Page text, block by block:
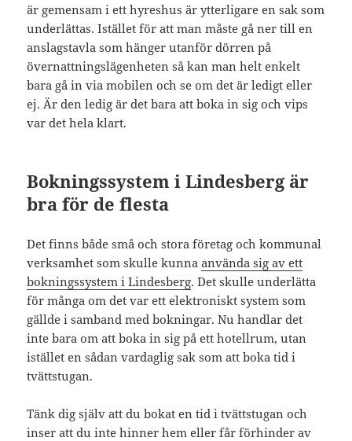
är gemensam i ett hyreshus är ytterligare en sak som
underlättas. Istället för att man måste gå ner till en
anslagstavla som hänger utanför dörren på
övernattningslägenheten så kan man helt enkelt
bara gå in via mobilen och se om det är ledigt eller
ej. Är den ledig är det bara att boka in sig och vips
var det hela klart.
Bokningssystem i Lindesberg är
bra för de flesta
Det finns både små och stora företag och kommunal
verksamhet som skulle kunnaanvända sig av ett
bokningssystem i Lindesberg. Det skulle underlätta
för många om det var ett elektroniskt system som
gällde i samband med bokningar. Nu handlar det
inte bara om att boka in sig på ett hotellrum, utan
istället en sådan vardaglig sak som att boka tid i
tvättstugan.
Tänk dig själv att du bokat en tid i tvättstugan och
inser att du inte hinner hem eller får förhinder av